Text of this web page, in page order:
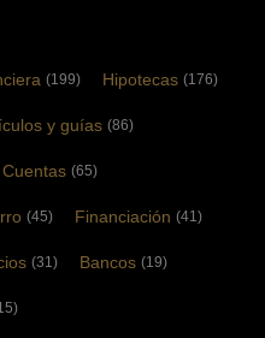
(199) Hipotecas (176)
y guías (86)
Cuentas (65)
(45) Financiación (41)
(31) Bancos (19)